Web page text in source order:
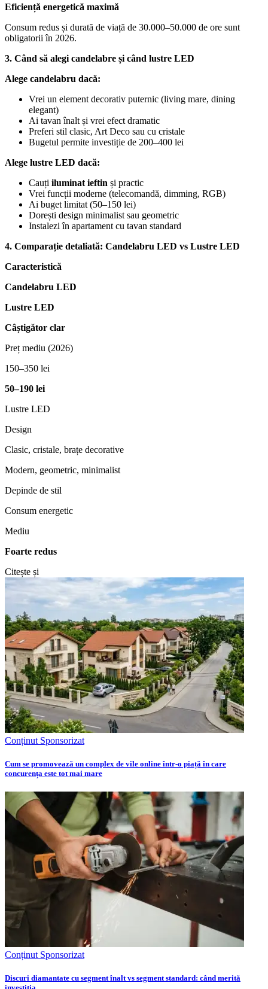
Eficiență energetică maximă
Consum redus și durată de viață de 30.000–50.000 de ore sunt
obligatorii în 2026.
3. Când să alegi candelabre și când lustre LED
Alege candelabru dacă:
Vrei un element decorativ puternic (living mare, dining
elegant)
Ai tavan înalt și vrei efect dramatic
Preferi stil clasic, Art Deco sau cu cristale
Bugetul permite investiție de 200–400 lei
Alege lustre LED dacă:
Cauți iluminat ieftin și practic
Vrei funcții moderne (telecomandă, dimming, RGB)
Ai buget limitat (50–150 lei)
Dorești design minimalist sau geometric
Instalezi în apartament cu tavan standard
4. Comparație detaliată: Candelabru LED vs Lustre LED
Caracteristică
Candelabru LED
Lustre LED
Câștigător clar
Preț mediu (2026)
150–350 lei
50–190 lei
Lustre LED
Design
Clasic, cristale, brațe decorative
Modern, geometric, minimalist
Depinde de stil
Consum energetic
Mediu
Foarte redus
Citește și
Conținut Sponsorizat
Cum se promovează un complex de vile online într-o piață în care
concurența este tot mai mare
Conținut Sponsorizat
Discuri diamantate cu segment înalt vs segment standard: când merită